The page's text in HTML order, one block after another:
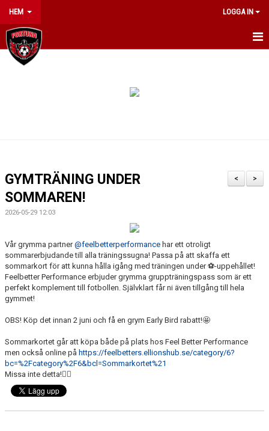
HEM LOGGA IN
HEM
ARRANGEMANG
MATCHER
MEDLEMSKAP 2026
MEDLEMSKAP
FORTUNARABATTEN
FORTUNASHOPPEN
TRÄNINGSTIDER GRÄS 2026
>
<
GYMTRÄNING UNDER
SOMMAREN!
2026-05-29 12:03
Vår grymma partner@feelbetterperformance har ett otroligt
sommarerbjudande till alla träningssugna! Passa på att skaffa ett
sommarkort för att kunna hålla igång med träningen under ⚽️-uppehållet!
Feelbetter Performance erbjuder grymma gruppträningspass som är ett
perfekt komplement till fotbollen. Självklart får ni även tillgång till hela
gymmet!
OBS! Köp det innan 2 juni och få en grym Early Bird rabatt!🤩
Sommarkortet går att köpa både på plats hos Feel Better Performance
men också online på https://feelbetters.ellionshub.se/category/6?
bc=%2Fcategory%2F6&bcl=Sommarkortet%21
Missa inte detta!😮‍💨